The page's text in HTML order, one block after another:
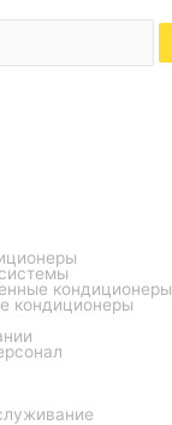
кондиционеры
кондиционеры